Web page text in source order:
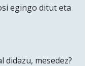
egingo ditut eta
didazu, mesedez?